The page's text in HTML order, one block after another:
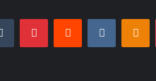
Tumblr PinterestReddit